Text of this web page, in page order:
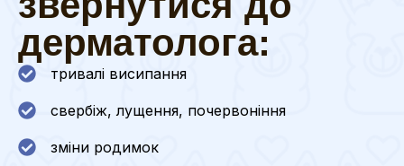
дерматолога:
тривалі висипання
свербіж, лущення, почервоніння
зміни родимок